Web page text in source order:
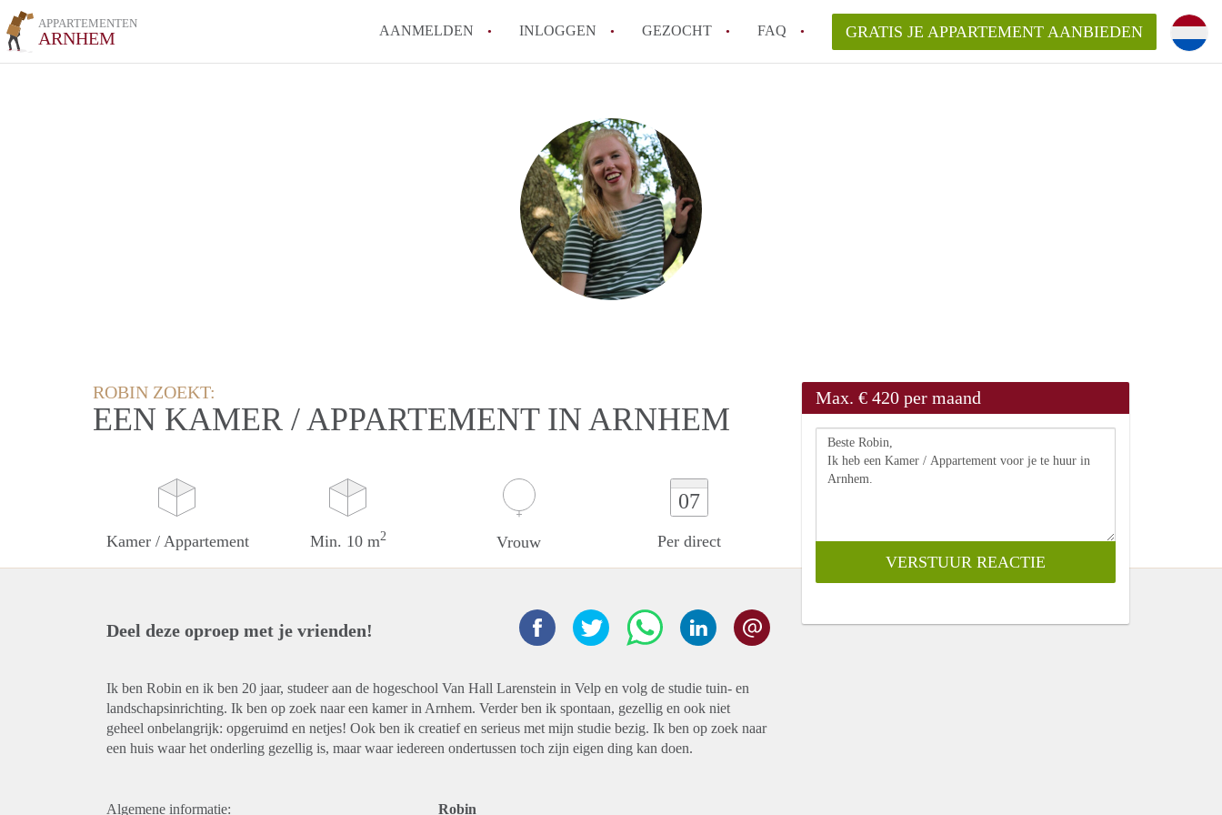
APPARTEMENTEN
ARNHEM AANMELDEN INLOGGEN GEZOCHT FAQ
How to translate AppartementenArnhem!
Wat is AppartementenArnhem?
Hoeveel kost het om te reageren op een Appartement in Arnhem?
Wat is de privacyverklaring van AppartementenArnhem?
Berekent AppartementenArnhem
makelaarsvergoeding/bemiddelingsvergoeding?
Alle veelgestelde vragen
GRATIS JE APPARTEMENT AANBIEDEN
ROBIN ZOEKT:
EEN KAMER / APPARTEMENT IN ARNHEM
Kamer / Appartement Min. 10 m2 Vrouw
07
Per direct
Max. € 420 per maand
Deel deze oproep met je vrienden!
Ik ben Robin en ik ben 20 jaar, studeer aan de hogeschool Van Hall Larenstein in Velp en volg de studie tuin- en
landschapsinrichting. Ik ben op zoek naar een kamer in Arnhem. Verder ben ik spontaan, gezellig en ook niet
geheel onbelangrijk: opgeruimd en netjes! Ook ben ik creatief en serieus met mijn studie bezig. Ik ben op zoek naar
een huis waar het onderling gezellig is, maar waar iedereen ondertussen toch zijn eigen ding kan doen.
Algemene informatie: Robin